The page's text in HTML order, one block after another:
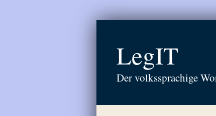
LegIT
Der volkssprachige